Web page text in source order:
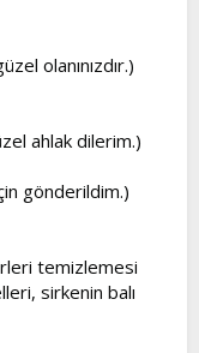
olanınızdır.)
ahlak dilerim.)
gönderildim.)
temizlemesi
sirkenin balı